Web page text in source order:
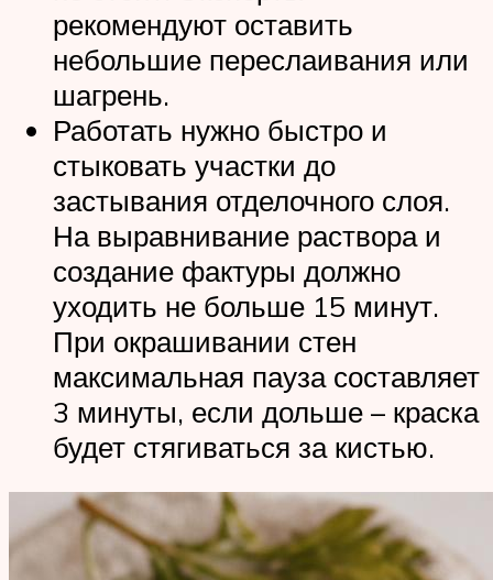
рекомендуют оставить
небольшие переслаивания или
шагрень.
Работать нужно быстро и
стыковать участки до
застывания отделочного слоя.
На выравнивание раствора и
создание фактуры должно
уходить не больше 15 минут.
При окрашивании стен
максимальная пауза составляет
3 минуты, если дольше – краска
будет стягиваться за кистью.